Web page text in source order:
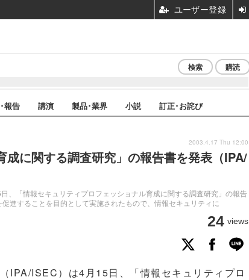
検索 購読
報告 講演 製品･業界 小説 訂正･お詫び
成に関する調査研究」の報告書を発表（IPA/
、「情報セキュリティプロフェッショナル育成に関する調査研究」の報告
進することを目的として実施されたもので、情報セキュリティに
24 views
2003.4.17 Thu 12:00
IPA/ISEC）は4月15日、「情報セキュリティプロ
ユーザー登録